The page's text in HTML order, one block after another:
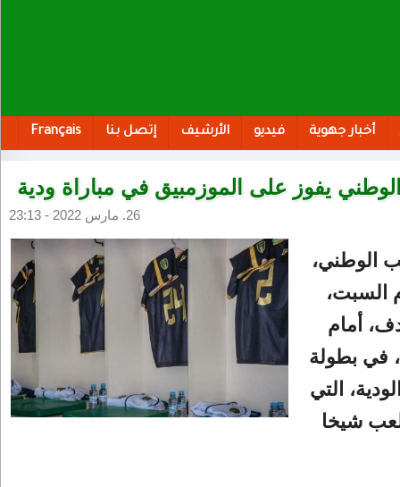
أخبار جهوية فيديو الأرشيف إتصل بنا Français
يفوز على الموزمبيق في مباراة ودية
26. مارس 2022 - 23:13
الوطني،
السبت،
أمام
في بطولة
التي
شيخا